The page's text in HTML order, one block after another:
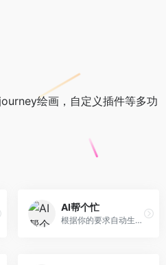
绘画，自定义插件等多功
AI帮个忙
根据你的要求自动生成各种文章、工作总结、小红书文案等等